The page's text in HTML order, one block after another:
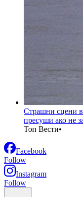
Страшни сцени
пресуши ако не
Топ Вести•
Facebook
Follow
Instagram
Follow